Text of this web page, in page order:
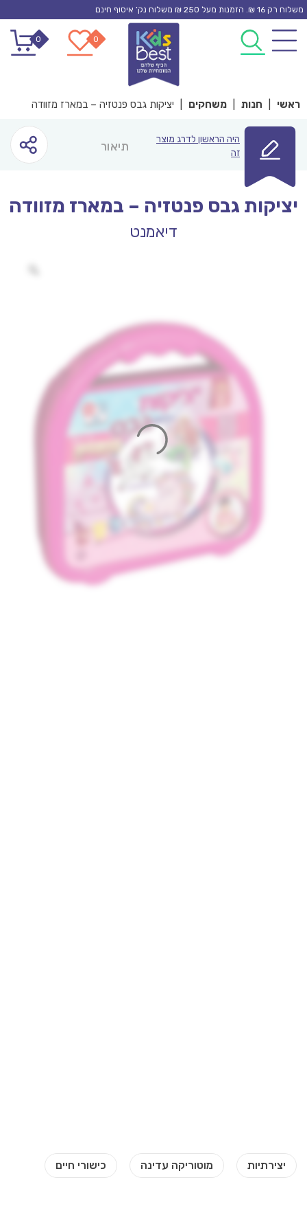
Skip
content
משלוח רק 16 ₪. הזמנות מעל 250 ₪ משלוח נק’ איסוף חינם
0
0
ראשי חנות משחקים יציקות גבס פנטזיה – במארז מזוודה
היה הראשון לדרג מוצר
זה
תיאור
יציקות גבס פנטזיה – במארז מזוודה
דיאמנט